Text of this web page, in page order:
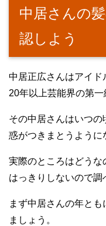
中居さんの
認しよう
中居正広さんはアイド
20年以上芸能界の第一
その中居さんはいつ
惑がつきまとうように
実際のところはどう
はっきりしないので調
まず中居さんの年と
ましょう。